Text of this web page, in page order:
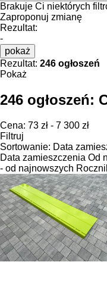
Brakuje Ci niektórych
Zaproponuj zmianę
Rezultat:
-
pokaż
Rezultat: 246 ogłoszeń
Pokaż
246 ogłoszeń:
Cena: 73 zł - 7 300 zł
Filtruj
Sortowanie: Data
Data zamieszczenia Od
- od najnowszych